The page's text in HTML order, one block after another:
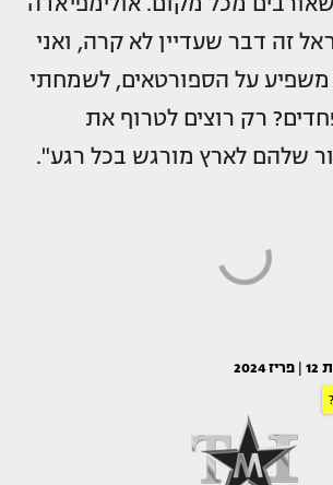
זה דבר שעדיין לא קרה, ואני
משפיע על הספורטאים, לשמחתי
רק רוצים לטרוף את
שלהם לארץ מורגש בכל רגע".
פריז 2024